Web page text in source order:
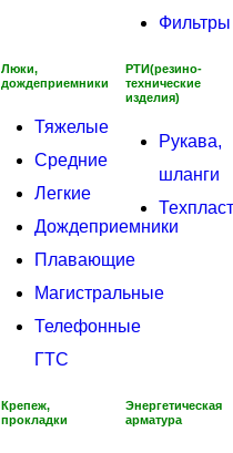
Фильтры
Люки,
дождеприемники
Тяжелые
Средние
Легкие
Дождеприемники
Плавающие
Магистральные
Телефонные
ГТС
РТИ(резино-
технические
изделия)
Рукава,
шланги
Крепеж,
прокладки
Энергетическая
арматура